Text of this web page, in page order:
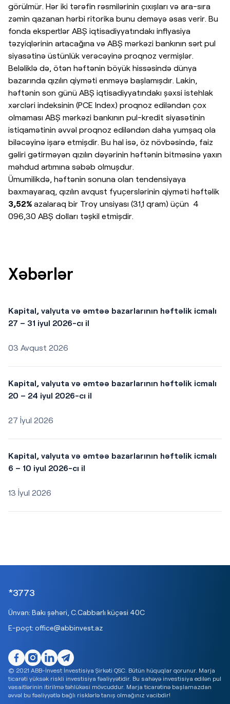
görülmür. Hər iki tərəfin rəsmilərinin çıxışları və ara-sıra
zəmin qazanan hərbi ritorika bunu deməyə əsas verir. Bu
fonda ekspertlər ABŞ iqtisadiyyatındakı inflyasiya
təzyiqlərinin artacağına və ABŞ mərkəzi bankının sərt pul
siyasətinə üstünlük verəcəyinə proqnoz vermişlər.
Beləliklə də, ötən həftənin böyük hissəsində dünya
bazarında qızılın qiyməti enməyə başlamışdır. Lakin,
həftənin son günü ABŞ iqtisadiyyatındakı şəxsi istehlak
xərcləri indeksinin (PCE Index) proqnoz ediləndən çox
olmaması ABŞ mərkəzi bankının pul-kredit siyasətinin
istiqamətinin əvvəl proqnoz ediləndən daha yumşaq ola
biləcəyinə işarə etmişdir. Bu hal isə, öz növbəsində, faiz
gəliri gətirməyən qızılın dəyərinin həftənin bitməsinə yaxın
məhdud artımına səbəb olmuşdur.
Ümumilikdə, həftənin sonuna olan tendensiyaya
baxmayaraq, qızılın avqust fyuçerslərinin qiyməti həftəlik
3,52% azalaraq bir Troy unsiyası (31,1 qram) üçün 4
096,30 ABŞ dolları təşkil etmişdir.
Xəbərlər
Kapital, valyuta və əmtəə bazarlarının həftəlik icmalı
27 – 31 iyul 2026-cı il
03 Avqust 2026
Kapital, valyuta və əmtəə bazarlarının həftəlik icmalı
20 – 24 iyul 2026-cı il
27 İyul 2026
Kapital, valyuta və əmtəə bazarlarının həftəlik icmalı
6 – 10 iyul 2026-cı il
13 İyul 2026
*3773
Ünvan: Bakı şəhəri, C.Cabbarlı küçəsi 40C
E-poçt: office@abbinvest.az
© 2021 ABB-İnvest İnvestisiya Şirkəti QSC. Bütün hüquqlar qorunur. Marja
ticarəti yüksək riskli investisiya fəaliyyətidir. Bu sahəyə investisiya edilən pul
vəsaitlərinin itirilmə təhlükəsi mövcuddur. Marja ticarətinə başlamazdan
əvvəl bu fəaliyyətlə bağlı risklərlə tanış olmağınız vacibdir!